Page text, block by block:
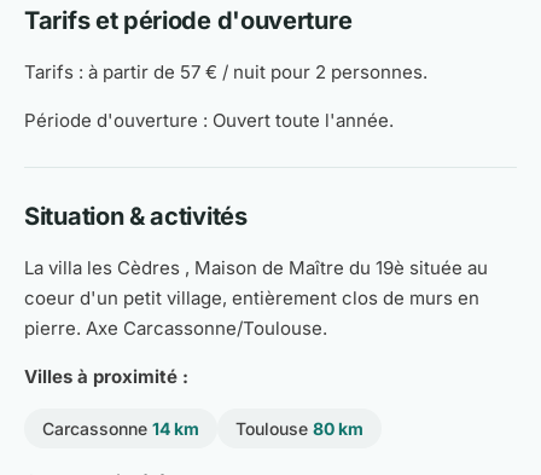
Tarifs et période d'ouverture
Tarifs : à partir de 57 € / nuit pour 2 personnes.
Période d'ouverture : Ouvert toute l'année.
Situation & activités
La villa les Cèdres , Maison de Maître du 19è située au
coeur d'un petit village, entièrement clos de murs en
pierre. Axe Carcassonne/Toulouse.
Villes à proximité :
Carcassonne 14 km Toulouse 80 km